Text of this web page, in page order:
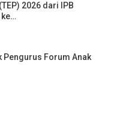
2026 dari IPB
Pengurus Forum Anak